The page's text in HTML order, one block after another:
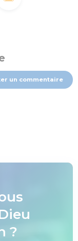
un commentaire
?